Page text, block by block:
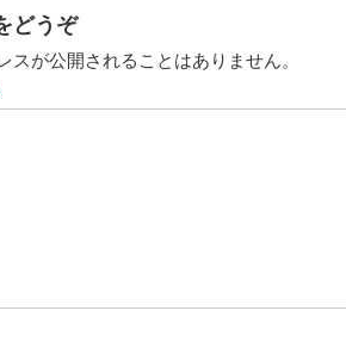
どうぞ
スが公開されることはありません。